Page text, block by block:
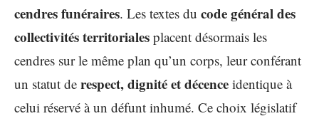
cendres funéraires. Les textes du code général des
collectivités territoriales placent désormais les
cendres sur le même plan qu’un corps, leur conférant
un statut de respect, dignité et décence identique à
celui réservé à un défunt inhumé. Ce choix législatif